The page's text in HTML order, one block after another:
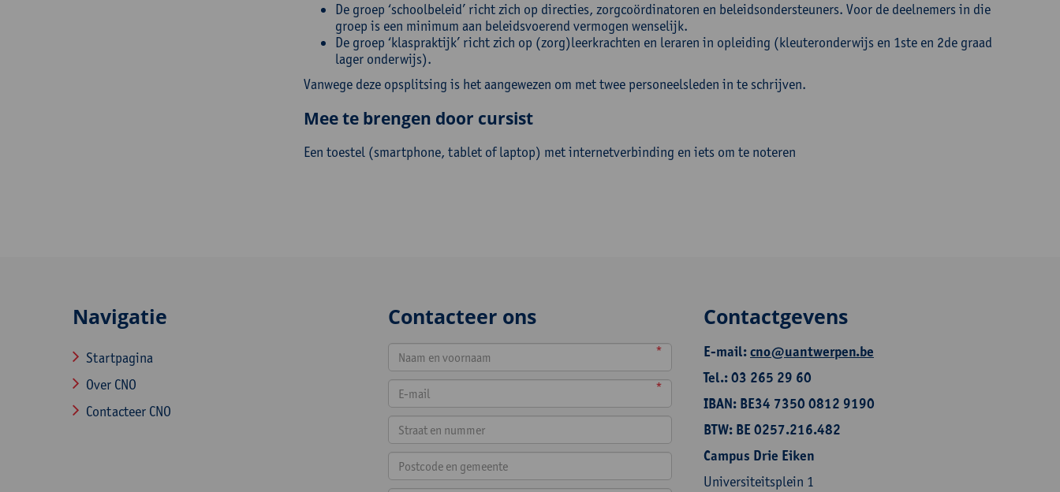
De groep ‘schoolbeleid’ richt zich op directies, zorgcoördinatoren en beleidsondersteuners. Voor de deelnemers in die
groep is een minimum aan beleidsvoerend vermogen wenselijk.
De groep ‘klaspraktijk’ richt zich op (zorg)leerkrachten en leraren in opleiding (kleuteronderwijs en 1ste en 2de graad
lager onderwijs).
Vanwege deze opsplitsing is het aangewezen om met twee personeelsleden in te schrijven.
Mee te brengen door cursist
Een toestel (smartphone, tablet of laptop) met internetverbinding en iets om te noteren
Navigatie
Startpagina
Over CNO
Contacteer CNO
Contacteer ons
*
*
Contactgevens
E-mail:cno@uantwerpen.be
Tel.: 03 265 29 60
IBAN: BE34 7350 0812 9190
BTW: BE 0257.216.482
Campus Drie Eiken
Universiteitsplein 1